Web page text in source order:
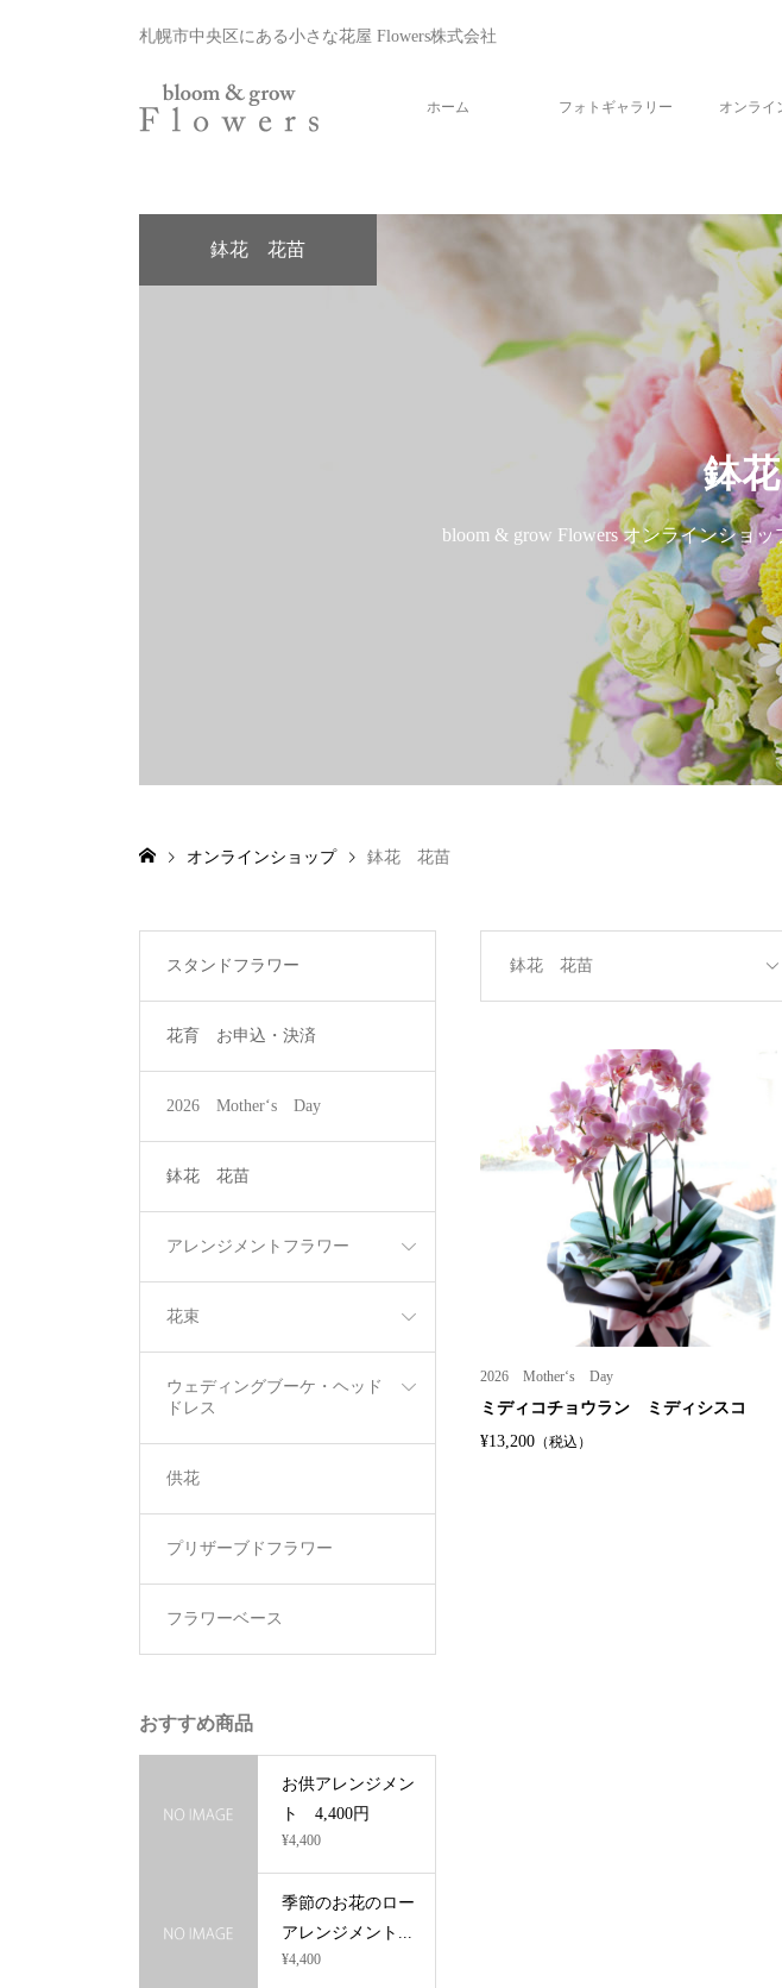
札幌市中央区にある小さな花屋 Flowers株式会社
ホーム フォトギャラリー オンライ
鉢
bloom & grow Flowers オンラインショ
鉢花 花苗
オンラインショップ 鉢花 花苗
鉢花 花苗
2026 Mother‘s Day
ミディコチョウラン ミディシスコ
¥13,200 （税込）
スタンドフラワー
花育 お申込・決済
2026 Mother‘s Day
鉢花 花苗
アレンジメントフラワー
花束
ウェディングブーケ・ヘッド
ドレス
供花
プリザーブドフラワー
フラワーベース
おすすめ商品
お供アレンジメン
ト 4,400円
¥4,400
季節のお花のロー
アレンジメント...
¥4,400